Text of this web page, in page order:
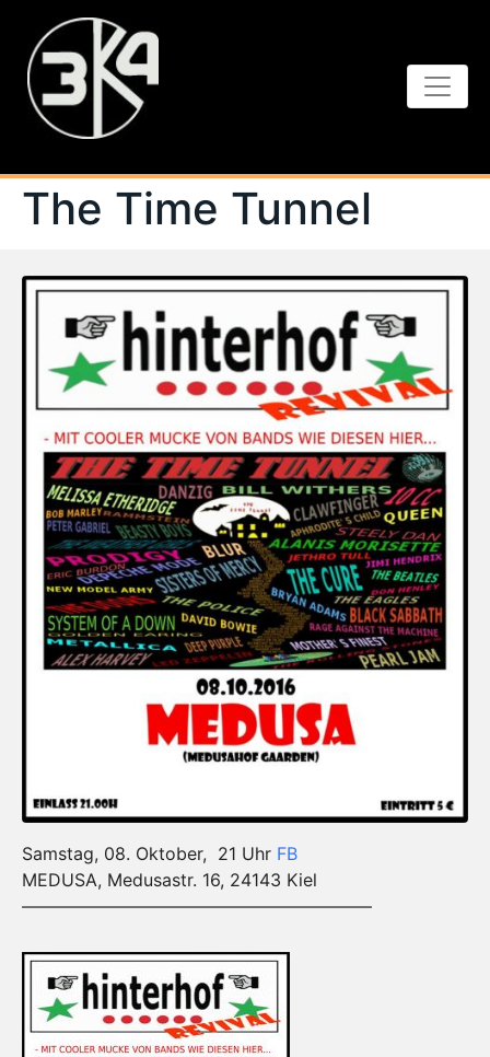
The Time Tunnel
Samstag, 08. Oktober, 21 Uhr FB
MEDUSA, Medusastr. 16, 24143 Kiel
————————————————————